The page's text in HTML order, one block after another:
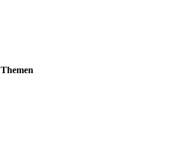
Themen